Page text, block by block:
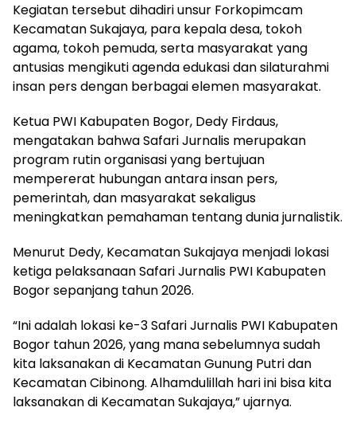
Kegiatan tersebut dihadiri unsur Forkopimcam
Kecamatan Sukajaya, para kepala desa, tokoh
agama, tokoh pemuda, serta masyarakat yang
antusias mengikuti agenda edukasi dan silaturahmi
insan pers dengan berbagai elemen masyarakat.
Ketua PWI Kabupaten Bogor, Dedy Firdaus,
mengatakan bahwa Safari Jurnalis merupakan
program rutin organisasi yang bertujuan
mempererat hubungan antara insan pers,
pemerintah, dan masyarakat sekaligus
meningkatkan pemahaman tentang dunia jurnalistik.
Menurut Dedy, Kecamatan Sukajaya menjadi lokasi
ketiga pelaksanaan Safari Jurnalis PWI Kabupaten
Bogor sepanjang tahun 2026.
“Ini adalah lokasi ke-3 Safari Jurnalis PWI Kabupaten
Bogor tahun 2026, yang mana sebelumnya sudah
kita laksanakan di Kecamatan Gunung Putri dan
Kecamatan Cibinong. Alhamdulillah hari ini bisa kita
laksanakan di Kecamatan Sukajaya,” ujarnya.